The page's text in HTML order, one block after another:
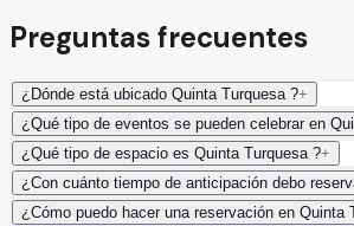
Preguntas frecuentes
¿Dónde está ubicado Quinta Turquesa ?+
¿Qué tipo de eventos se pueden celebrar en
¿Qué tipo de espacio es Quinta Turquesa ?+
¿Con cuánto tiempo de anticipación debo
¿Cómo puedo hacer una reservación en Quinta